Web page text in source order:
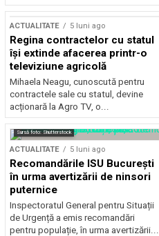
ACTUALITATE 5 luni ago
Regina contractelor cu statul
își extinde afacerea printr-o
televiziune agricolă
Mihaela Neagu, cunoscută pentru
contractele sale cu statul, devine
acționară la Agro TV, o...
Sursă foto: Shutterstock
ACTUALITATE 5 luni ago
Recomandările ISU București
în urma avertizării de ninsori
puternice
Inspectoratul General pentru Situații
de Urgență a emis recomandări
pentru populație, în urma avertizării...